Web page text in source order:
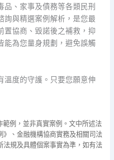
品、家事及債務等各類民刑
詢與精選案例解析，是您最
置協商、毀諾後之補救，抑
能為您量身規劃，避免誤觸
溫度的守護。只要您願意伸
例，並非真實案例。文中所述法
》、金融機構協商實務及相關司法
法規及具體個案事實為準，如有法